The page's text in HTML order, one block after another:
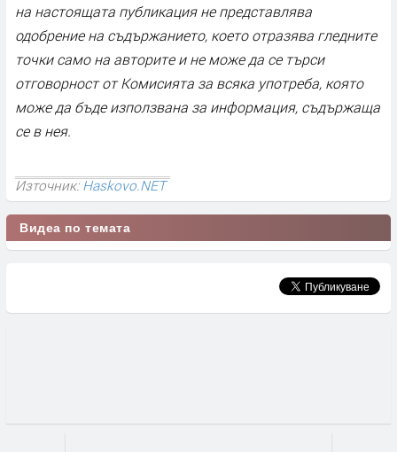
на настоящата публикация не представлява
одобрение на съдържанието, което отразява гледните
точки само на авторите и не може да се търси
отговорност от Комисията за всяка употреба, която
може да бъде използвана за информация, съдържаща
се в нея.
Източник: Haskovo.NET
Видеа по темата